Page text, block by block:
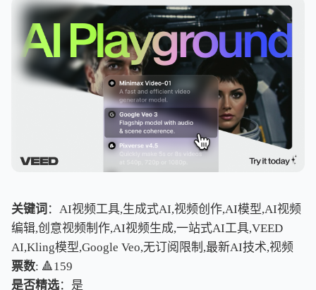
关键词 ：AI视频工具,生成式AI,视频创作,AI模型,AI视频
编辑,创意视频制作,AI视频生成,一站式AI工具,VEED
AI,Kling模型,Google Veo,无订阅限制,最新AI技术,视频
票数: 🔺159
是否精选：是